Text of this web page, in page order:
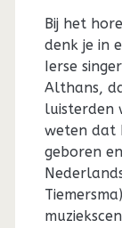
Bij het
denk je in
Ierse
Althans,
luisterden
weten dat
geboren